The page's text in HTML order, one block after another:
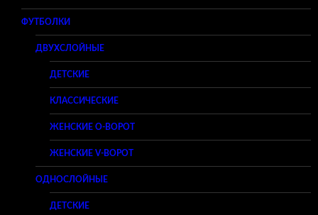
ФУТБОЛКИ
ДВУХСЛОЙНЫЕ
ДЕТСКИЕ
КЛАССИЧЕСКИЕ
ЖЕНСКИЕ O-ВОРОТ
ЖЕНСКИЕ V-ВОРОТ
ОДНОСЛОЙНЫЕ
ДЕТСКИЕ